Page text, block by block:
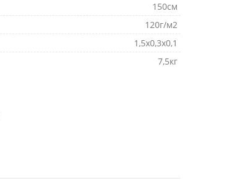
150см
120г/м2
1,5х0,3х0,1
7,5кг